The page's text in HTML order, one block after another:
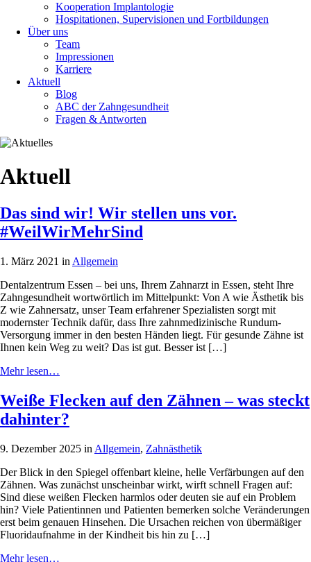
Kooperation Implantologie
Hospitationen, Supervisionen und Fortbildungen
Über uns
Team
Impressionen
Karriere
Aktuell
Blog
ABC der Zahngesundheit
Fragen & Antworten
Aktuell
Das sind wir! Wir stellen uns vor.
#WeilWirMehrSind
1. März 2021 in Allgemein
Dentalzentrum Essen – bei uns, Ihrem Zahnarzt in Essen, steht Ihre
Zahngesundheit wortwörtlich im Mittelpunkt: Von A wie Ästhetik bis
Z wie Zahnersatz, unser Team erfahrener Spezialisten sorgt mit
modernster Technik dafür, dass Ihre zahnmedizinische Rundum-
Versorgung immer in den besten Händen liegt. Für gesunde Zähne ist
Ihnen kein Weg zu weit? Das ist gut. Besser ist […]
Mehr lesen…
Weiße Flecken auf den Zähnen – was steckt
dahinter?
9. Dezember 2025 in Allgemein, Zahnästhetik
Der Blick in den Spiegel offenbart kleine, helle Verfärbungen auf den
Zähnen. Was zunächst unscheinbar wirkt, wirft schnell Fragen auf:
Sind diese weißen Flecken harmlos oder deuten sie auf ein Problem
hin? Viele Patientinnen und Patienten bemerken solche Veränderungen
erst beim genauen Hinsehen. Die Ursachen reichen von übermäßiger
Fluoridaufnahme in der Kindheit bis hin zu […]
Mehr lesen…